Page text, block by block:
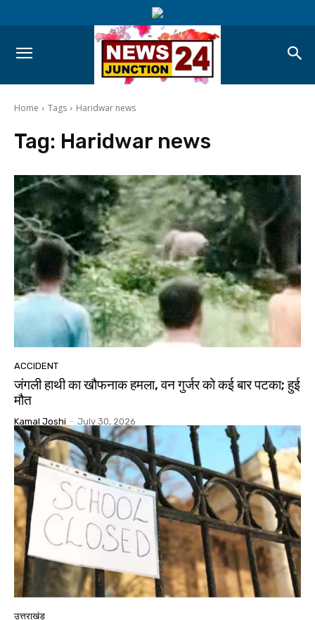
Home Tags Haridwar news
Tag: Haridwar news
ACCIDENT
जंगली हाथी का खौफनाक हमला, वन गुर्जर को कई बार पटका; हुई
मौत
Kamal Joshi - July 30, 2026
उत्तराखंड